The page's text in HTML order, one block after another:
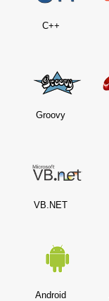
C++
Groovy
VB.NET
Android